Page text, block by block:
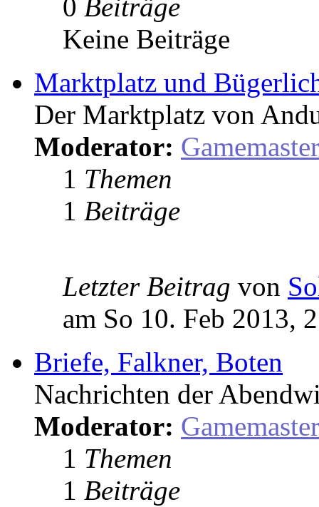
0 Beiträge
Keine Beiträge
Marktplatz und
Der Marktplatz von
Moderator: Gamemaster
1 Themen
1 Beiträge
Letzter Beitrag von
am So 10. Feb 2013,
Briefe, Falkner, Boten
Nachrichten der
Moderator: Gamemaster
1 Themen
1 Beiträge